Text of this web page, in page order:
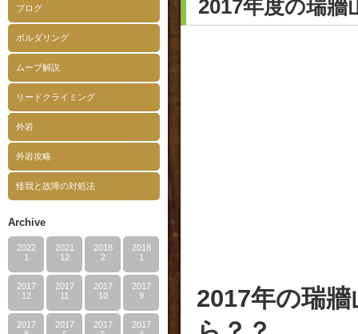
ブログ
ボルダリング
ムーブ解説
リードクライミング
外岩
外岩攻略
怪我と故障の対処法
Archive
2022
1
2021
12
2018
2
2018
1
2017
12
2017
11
2017
10
2017
9
2017
2017
2017
2017
2017年度の瑞
2017年の瑞